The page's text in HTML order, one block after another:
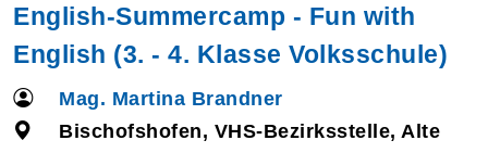
English-Summercamp - Fun with
English (3. - 4. Klasse Volksschule)
Mag. Martina Brandner
Bischofshofen, VHS-Bezirksstelle, Alte